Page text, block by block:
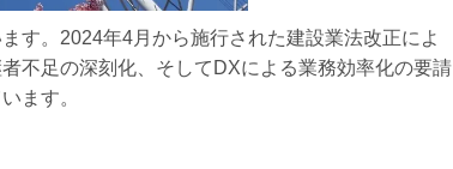
す。2024年4月から施行された建設業法改正によ
不足の深刻化、そしてDXによる業務効率化の要請
ます。